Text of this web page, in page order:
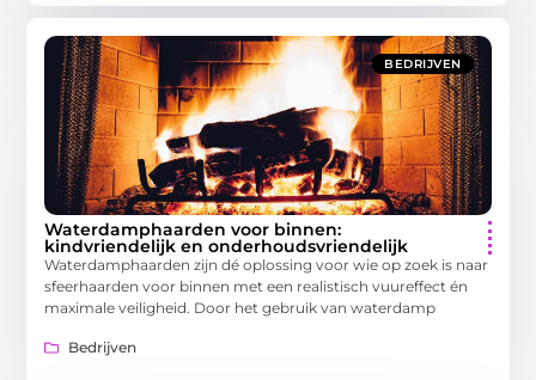
BEDRIJVEN
Waterdamphaarden voor binnen:
kindvriendelijk en onderhoudsvriendelijk
Waterdamphaarden zijn dé oplossing voor wie op zoek is naar
sfeerhaarden voor binnen met een realistisch vuureffect én
maximale veiligheid. Door het gebruik van waterdamp
Bedrijven